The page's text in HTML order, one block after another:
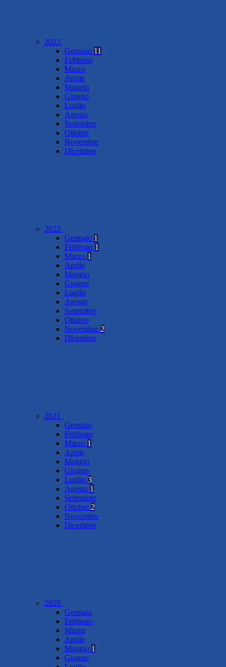
2023
Gennaio 11
Febbraio
Marzo
Aprile
Maggio
Giugno
Luglio
Agosto
Settembre
Ottobre
Novembre
Dicembre
2022
Gennaio 1
Febbraio 1
Marzo 1
Aprile
Maggio
Giugno
Luglio
Agosto
Settembre
Ottobre
Novembre 2
Dicembre
2021
Gennaio
Febbraio
Marzo 1
Aprile
Maggio
Giugno
Luglio 3
Agosto 1
Settembre
Ottobre 2
Novembre
Dicembre
2020
Gennaio
Febbraio
Marzo
Aprile
Maggio 1
Giugno